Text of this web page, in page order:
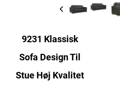
9231 Klassisk
Sofa Design Til
Stue Høj Kvalitet